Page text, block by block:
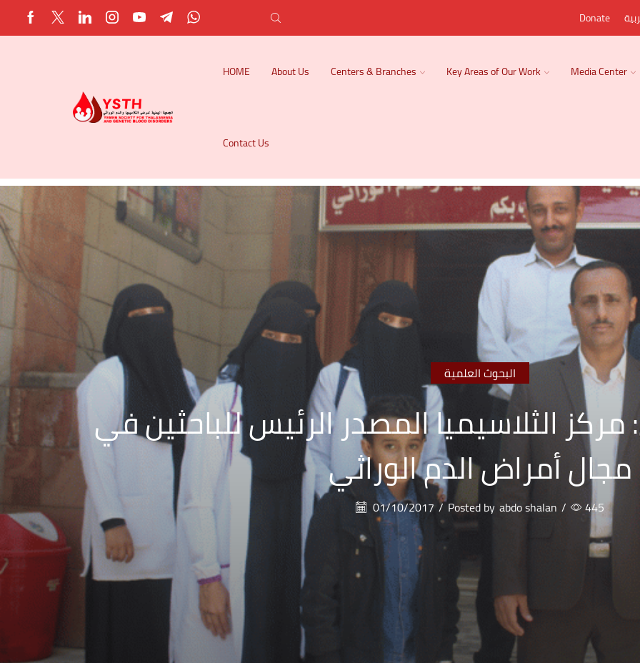
Donate
HOME About Us Centers & Branches Key Areas of Our Work Media Center
Contact Us
البحوث العلمية
الثلاسيميا المصدر الرئيس للباحثين في
مجال أمراض الدم الوراثي
01/10/2017 / Posted by abdo shalan / 445